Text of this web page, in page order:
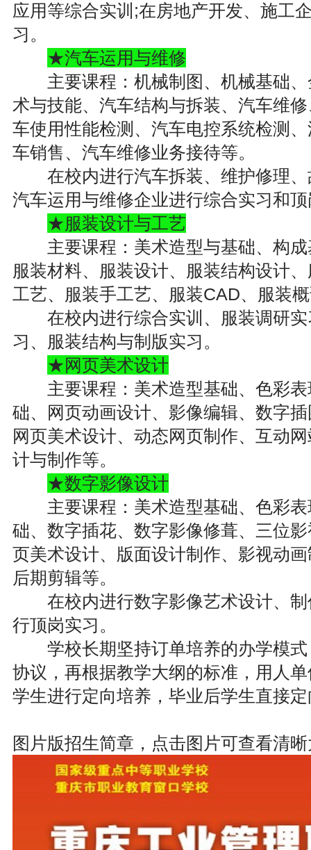
应用等综合实训;在房地产开发、施工
习。
★汽车运用与维修
主要课程：机械制图、机械基础、
术与技能、汽车结构与拆装、汽车维
车使用性能检测、汽车电控系统检测
车销售、汽车维修业务接待等。
在校内进行汽车拆装、维护修理、
汽车运用与维修企业进行综合实习和
★服装设计与工艺
主要课程：美术造型与基础、构成
服装材料、服装设计、服装结构设计
工艺、服装手工艺、服装CAD、服装
在校内进行综合实训、服装调研实
习、服装结构与制版实习。
★网页美术设计
主要课程：美术造型基础、色彩表
础、网页动画设计、影像编辑、数字
网页美术设计、动态网页制作、互动
计与制作等。
★数字影像设计
主要课程：美术造型基础、色彩表
础、数字插花、数字影像修葺、三位
页美术设计、版面设计制作、影视动
后期剪辑等。
在校内进行数字影像艺术设计、制
行顶岗实习。
学校长期坚持订单培养的办学模式
协议，再根据教学大纲的标准，用人
学生进行定向培养，毕业后学生直接
图片版招生简章，点击图片可查看清